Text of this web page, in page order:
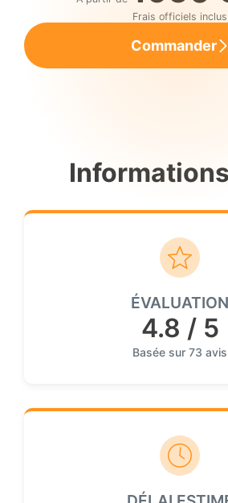
Frais officiels inclus
Commander
ÉVALUATION
4.8 / 5
Basée sur 73 avis